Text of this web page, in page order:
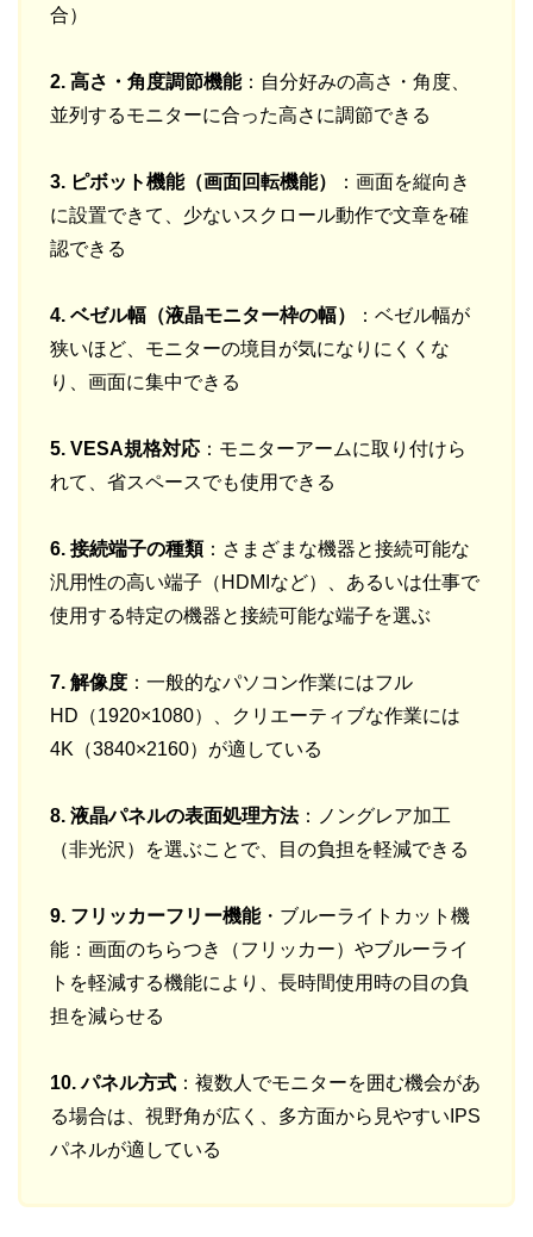
合）
2. 高さ・角度調節機能：自分好みの高さ・角度、
並列するモニターに合った高さに調節できる
3. ピボット機能（画面回転機能）
：画面を縦向き
に設置できて、少ないスクロール動作で文章を確
認できる
4. ベゼル幅（液晶モニター枠の幅）
：ベゼル幅が
狭いほど、モニターの境目が気になりにくくな
り、画面に集中できる
5. VESA規格対応 ：モニターアームに取り付けら
れて、省スペースでも使用できる
6. 接続端子の種類：さまざまな機器と接続可能な
汎用性の高い端子（HDMIなど）、あるいは仕事で
使用する特定の機器と接続可能な端子を選ぶ
7. 解像度 ：一般的なパソコン作業にはフル
HD（1920×1080）、クリエーティブな作業には
4K（3840×2160）が適している
8. 液晶パネルの表面処理方法：ノングレア加工
（非光沢）を選ぶことで、目の負担を軽減できる
9. フリッカーフリー機能・ブルーライトカット機
能：画面のちらつき（フリッカー）やブルーライ
トを軽減する機能により、長時間使用時の目の負
担を減らせる
10. パネル方式 ：複数人でモニターを囲む機会があ
る場合は、視野角が広く、多方面から見やすいIPS
パネルが適している